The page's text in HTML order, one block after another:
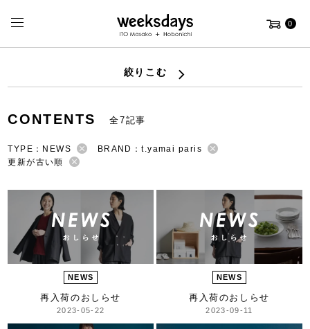
0
絞りこむ
CONTENTS 全7記事
TYPE：NEWS
BRAND：t.yamai paris
更新が古い順
NEWS
再入荷のおしらせ
2023-05-22
NEWS
再入荷のおしらせ
2023-09-11